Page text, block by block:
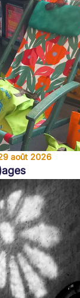
août 2026